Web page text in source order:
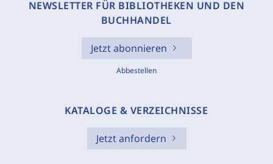
NEWSLETTER FÜR BIBLIOTHEKEN UND DEN
BUCHHANDEL
Jetzt abonnieren
Abbestellen
KATALOGE & VERZEICHNISSE
Jetzt anfordern